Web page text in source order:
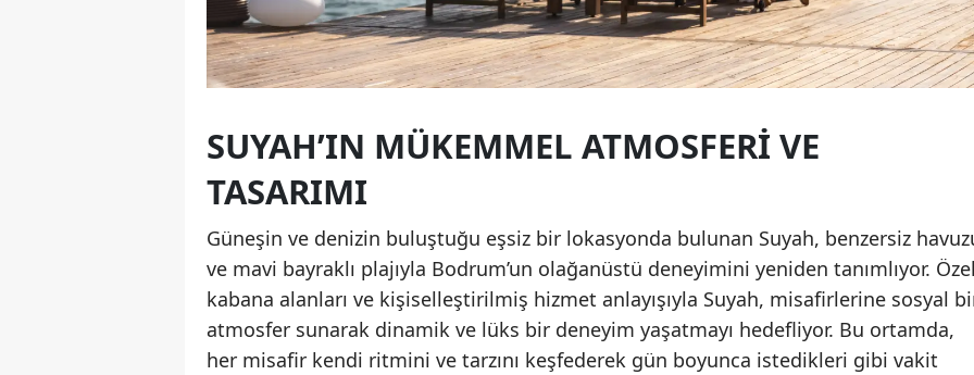
SUYAH’IN MÜKEMMEL ATMOSFERI VE
TASARIMI
Güneşin ve denizin buluştuğu eşsiz bir lokasyonda bulunan Suyah, benzersiz
ve mavi bayraklı plajıyla Bodrum’un olağanüstü deneyimini yeniden tanımlıyor.
kabana alanları ve kişiselleştirilmiş hizmet anlayışıyla Suyah, misafirlerine sosyal
atmosfer sunarak dinamik ve lüks bir deneyim yaşatmayı hedefliyor. Bu ortamda,
her misafir kendi ritmini ve tarzını keşfederek gün boyunca istedikleri gibi vakit